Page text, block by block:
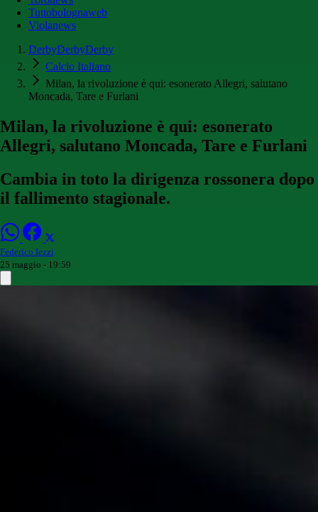
Tuttobolognaweb
Violanews
DerbyDerbyDerby
Calcio Italiano
Milan, la rivoluzione è qui: esonerato Allegri, salutano
Moncada, Tare e Furlani
Milan, la rivoluzione è qui: esonerato
Allegri, salutano Moncada, Tare e Furlani
Cambia in toto la dirigenza rossonera dopo
il fallimento stagionale.
Federico Iezzi
25 maggio - 19:59